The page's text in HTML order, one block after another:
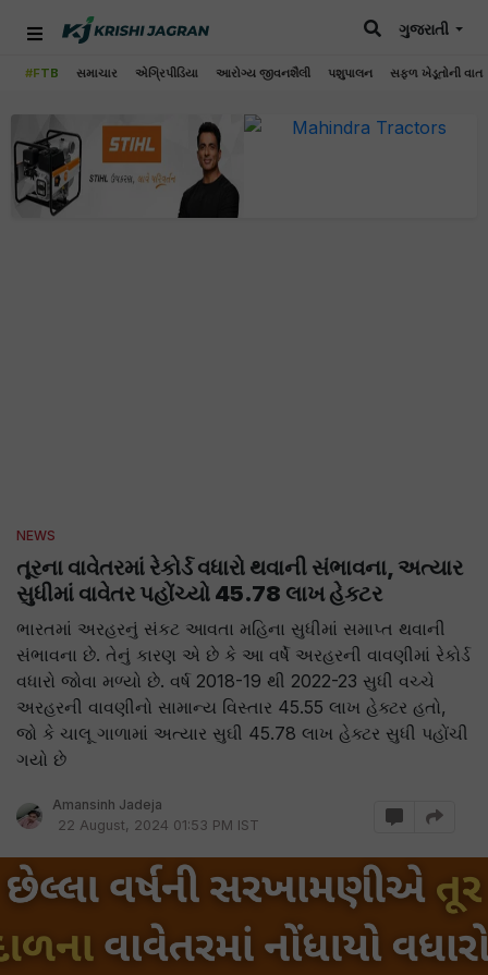
#FTB સમાચાર એગ્રિપીડિયા આરોગ્ય જીવનશૈલી પશુપાલન સફળ ખેડૂતોની વાત
ગુજરાતી
NEWS
તૂરના વાવેતરમાં રેકોર્ડ વધારો થવાની સંભાવના, અત્યાર
સુધીમાં વાવેતર પહોંચ્યો 45.78 લાખ હેક્ટર
ભારતમાં અરહરનું સંકટ આવતા મહિના સુધીમાં સમાપ્ત થવાની
સંભાવના છે. તેનું કારણ એ છે કે આ વર્ષે અરહરની વાવણીમાં રેકોર્ડ
વધારો જોવા મળ્યો છે. વર્ષ 2018-19 થી 2022-23 સુધી વચ્ચે
અરહરની વાવણીનો સામાન્ય વિસ્તાર 45.55 લાખ હેક્ટર હતો,
જો કે ચાલૂ ગાળામાં અત્યાર સુઘી 45.78 લાખ હેક્ટર સુધી પહોંચી
ગયો છે
Amansinh Jadeja
22 August, 2024 01:53 PM IST